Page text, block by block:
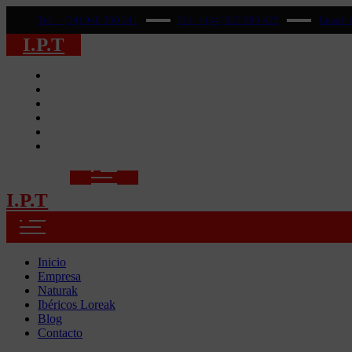
Tel: + (34) 946 360 341 Tel: + (34) 923 580 425 Email:
I.P.T
I.P.T
Inicio
Empresa
Naturak
Ibéricos Loreak
Blog
Contacto